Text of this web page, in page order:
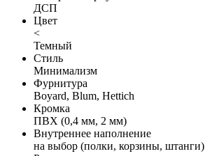
ДСП
Цвет
<
Темный
Стиль
Минимализм
Фурнитура
Boyard, Blum, Hettich
Кромка
ПВХ (0,4 мм, 2 мм)
Внутреннее наполнение
на выбор (полки, корзины, штанги)